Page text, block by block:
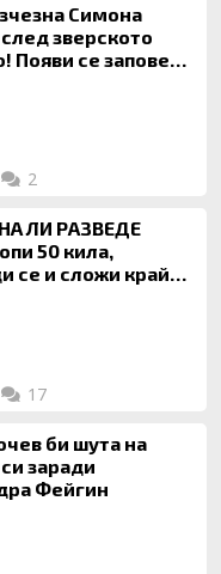
Симона
зверското
Появи се заповед
2
ЛИ РАЗВЕДЕ
50 кила,
се и сложи край
17
би шута на
заради
Фейгин